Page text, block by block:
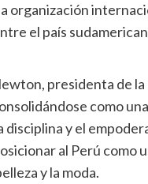
organización
el país
presidenta de
como
disciplina y el
al Perú como
y la moda.